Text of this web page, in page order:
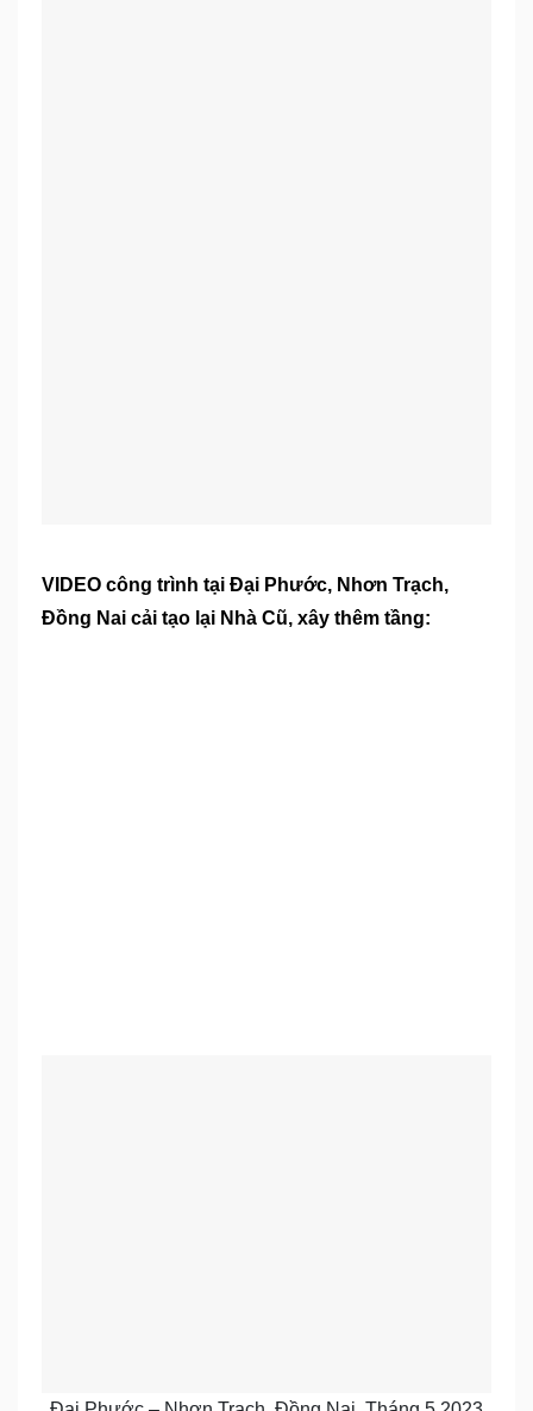
VIDEO công trình tại Đại Phước, Nhơn Trạch,
Đồng Nai cải tạo lại Nhà Cũ, xây thêm tầng: